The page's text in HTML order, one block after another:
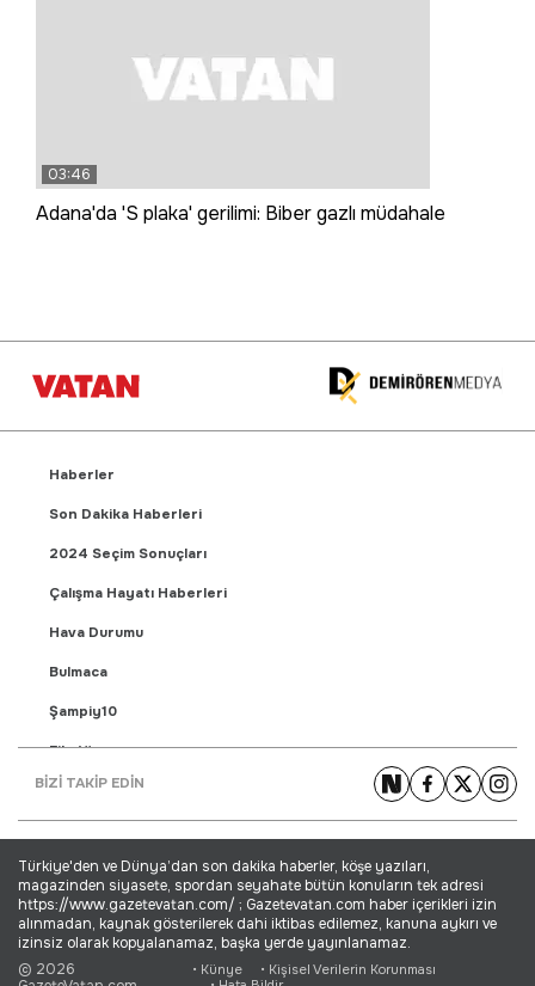
03:46
Adana'da 'S plaka' gerilimi: Biber gazlı müdahale
Haberler
Son Dakika Haberleri
2024 Seçim Sonuçları
Çalışma Hayatı Haberleri
Hava Durumu
Bulmaca
Şampiy10
Fikstür
Puan Durumu
Yaşam Haberleri
Ekonomi Haberleri
Dünya Haberleri
BİZİ TAKİP EDİN
Türkiye'den ve Dünya’dan son dakika haberler, köşe yazıları,
magazinden siyasete, spordan seyahate bütün konuların tek adresi
https://www.gazetevatan.com/ ; Gazetevatan.com haber içerikleri izin
alınmadan, kaynak gösterilerek dahi iktibas edilemez, kanuna aykırı ve
izinsiz olarak kopyalanamaz, başka yerde yayınlanamaz.
© 2026
• Künye
• Kişisel Verilerin Korunması